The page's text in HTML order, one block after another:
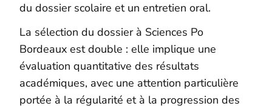
du dossier scolaire et un entretien oral.
La sélection du dossier à Sciences Po
Bordeaux est double : elle implique une
évaluation quantitative des résultats
académiques, avec une attention particulière
portée à la régularité et à la progression des